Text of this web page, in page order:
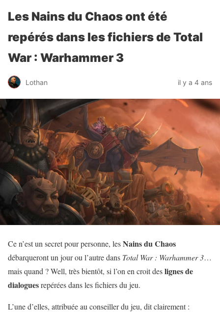
Les Nains du Chaos ont été
repérés dans les fichiers de Total
War : Warhammer 3
Lothan il y a 4 ans
Ce n’est un secret pour personne, lesNains du Chaos
débarqueront un jour ou l’autre dans Total War : Warhammer 3…
mais quand ? Well, très bientôt, si l’on en croit deslignesde
dialoguesrepérées dans les fichiers du jeu.
L’une d’elles, attribuée au conseiller du jeu, dit clairement :